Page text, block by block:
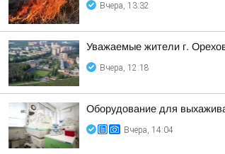
Вчера, 13:32
Уважаемые жители г.
Вчера, 12:18
Оборудование для
Вчера, 14:04